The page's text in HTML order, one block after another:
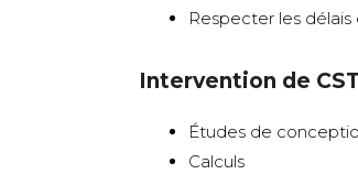
Respecter les
Intervention de
Études de
Calculs